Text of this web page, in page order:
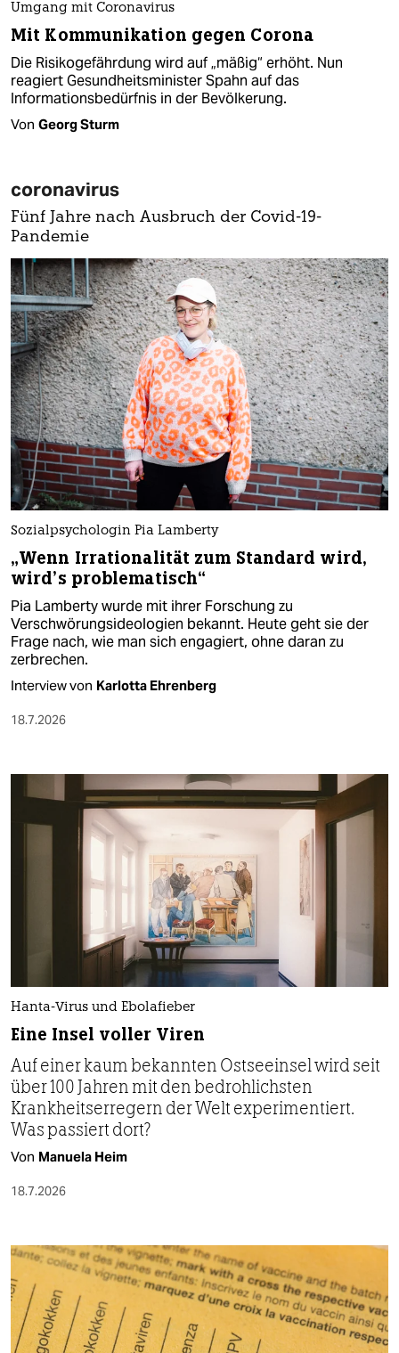
Umgang mit Coronavirus
Mit Kommunikation gegen Corona
Die Risikogefährdung wird auf „mäßig“ erhöht. Nun
reagiert Gesundheitsminister Spahn auf das
Informationsbedürfnis in der Bevölkerung.
Von Georg Sturm
coronavirus
Fünf Jahre nach Ausbruch der Covid-19-
Pandemie
Sozialpsychologin Pia Lamberty
„Wenn Irrationalität zum Standard wird,
wird’s problematisch“
Pia Lamberty wurde mit ihrer Forschung zu
Verschwörungsideologien bekannt. Heute geht sie der
Frage nach, wie man sich engagiert, ohne daran zu
zerbrechen.
Interview von Karlotta Ehrenberg
18.7.2026
Hanta-Virus und Ebolafieber
Eine Insel voller Viren
Auf einer kaum bekannten Ostseeinsel wird seit
über 100 Jahren mit den bedrohlichsten
Krankheitserregern der Welt experimentiert.
Was passiert dort?
Von Manuela Heim
18.7.2026